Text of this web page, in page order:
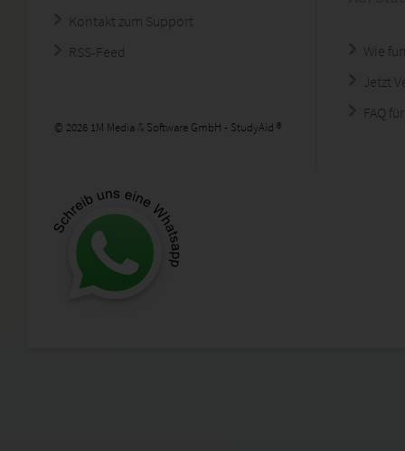
Kontakt zum Support
RSS-Feed
© 2026 1M Media & Software GmbH - StudyAid ®
Wie
Jetzt
FAQ